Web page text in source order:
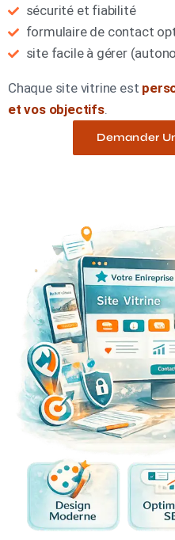
sécurité et fiabilité
formulaire de contact
site facile à gérer
Chaque site vitrine est
et vos objectifs.
Demander